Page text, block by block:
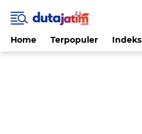
Home Terpopuler Indeks